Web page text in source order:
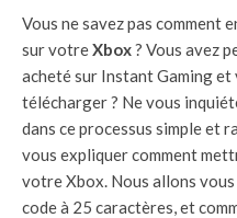
Vous ne savez pas comment
sur votreXbox? Vous avez
acheté sur Instant Gaming et
télécharger ? Ne vous
dans ce processus simple et
vous expliquer comment
votre Xbox. Nous allons
code à 25 caractères, et